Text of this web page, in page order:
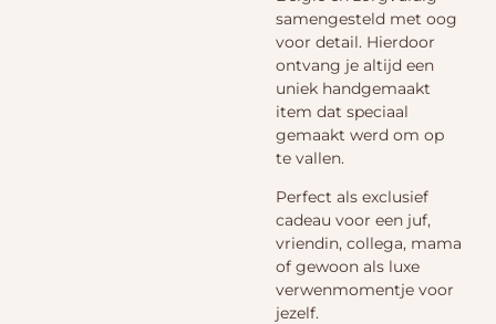
samengesteld met oog
voor detail. Hierdoor
ontvang je altijd een
uniek handgemaakt
item dat speciaal
gemaakt werd om op
te vallen.
Perfect als exclusief
cadeau voor een juf,
vriendin, collega, mama
of gewoon als luxe
verwenmomentje voor
jezelf.